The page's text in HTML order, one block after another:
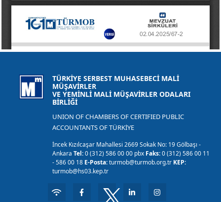
TÜRKİYE SERBEST MUHASEBECİ MALİ
MÜŞAVİRLER
VE YEMİNLİ MALİ MÜŞAVİRLER ODALARI
BİRLİĞİ
UNION OF CHAMBERS OF CERTIFIED PUBLIC
ACCOUNTANTS OF TÜRKİYE
İncek Kızılcaşar Mahallesi 2669 Sokak No: 19 Gölbaşı -
AnkaraTel:0 (312) 586 00 00 pbx Faks:0 (312) 586 00 11
- 586 00 18 E-Posta:turmob@turmob.org.tr KEP:
turmob@hs03.kep.tr